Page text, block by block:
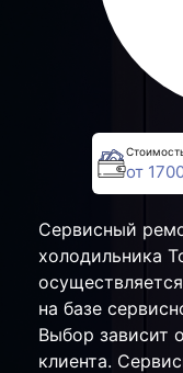
от
Сервисный
холодильника
на базе
Выбор зависит
клиента.